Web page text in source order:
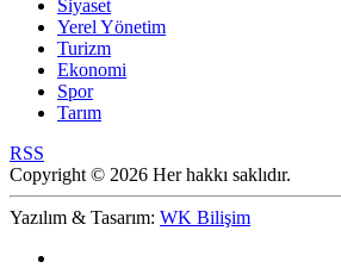
Siyaset
Yerel Yönetim
Turizm
Ekonomi
Spor
Tarım
RSS
Copyright © 2026 Her hakkı saklıdır.
Yazılım & Tasarım: WK Bilişim